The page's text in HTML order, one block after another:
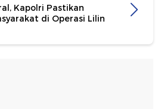
Kapolri Pastikan
di Operasi Lilin